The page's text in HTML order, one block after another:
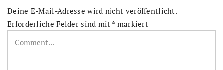
Deine E-Mail-Adresse wird nicht veröffentlicht.
Erforderliche Felder sind mit * markiert